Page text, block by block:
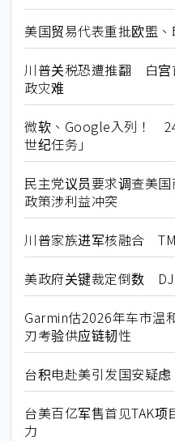
美国贸易代表重批欧盟
川普关税恐遭推翻 白宫
政灾难
微软、Google入列！
世纪任务」
民主党议员要求调查美
政策涉利益冲突
川普家族进军核融合
美政府关键裁定倒数
Garmin估2026年车市
刃考验供应链韧性
台积电赴美引发国安疑
台美百亿军售首见TAK
力